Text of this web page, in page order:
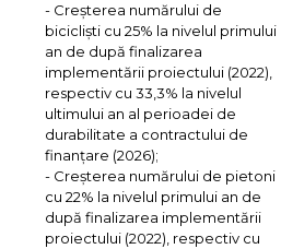
- Creșterea numărului de
bicicliști cu 25% la nivelul primului
an de după finalizarea
implementării proiectului (2022),
respectiv cu 33,3% la nivelul
ultimului an al perioadei de
durabilitate a contractului de
finanțare (2026);
- Creșterea numărului de pietoni
cu 22% la nivelul primului an de
după finalizarea implementării
proiectului (2022), respectiv cu